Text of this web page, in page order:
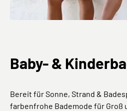
Baby- &
Bereit für Sonne, Strand &
farbenfrohe Bademode für Groß